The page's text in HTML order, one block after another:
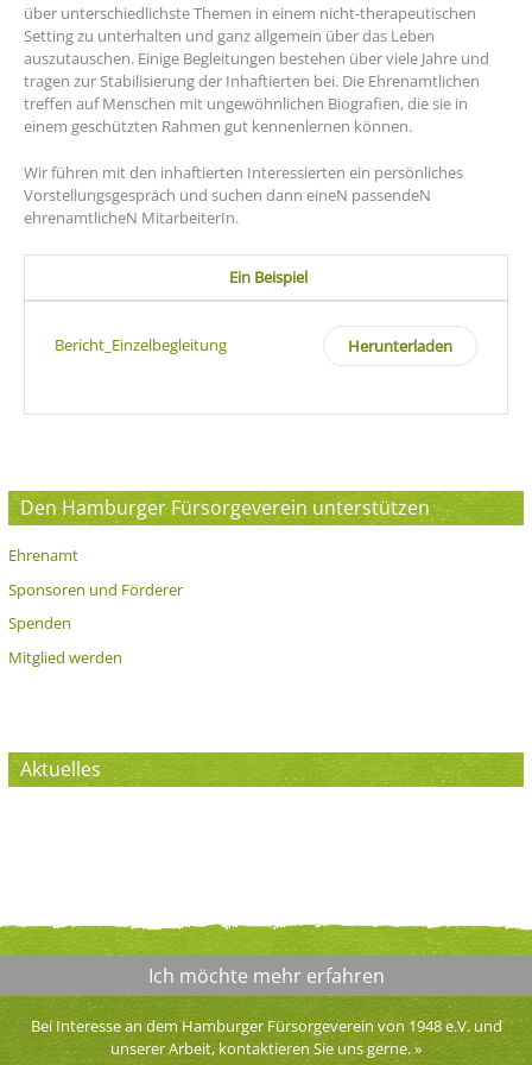
über unterschiedlichste Themen in einem nicht-therapeutischen
Setting zu unterhalten und ganz allgemein über das Leben
auszutauschen. Einige Begleitungen bestehen über viele Jahre und
tragen zur Stabilisierung der Inhaftierten bei. Die Ehrenamtlichen
treffen auf Menschen mit ungewöhnlichen Biografien, die sie in
einem geschützten Rahmen gut kennenlernen können.
Wir führen mit den inhaftierten Interessierten ein persönliches
Vorstellungsgespräch und suchen dann eineN passendeN
ehrenamtlicheN MitarbeiterIn.
Ein Beispiel
Bericht_Einzelbegleitung Herunterladen
Den Hamburger Fürsorgeverein unterstützen
Ehrenamt
Sponsoren und Förderer
Spenden
Mitglied werden
Aktuelles
Ich möchte mehr erfahren
Bei Interesse an dem Hamburger Fürsorgeverein von 1948 e.V. und
unserer Arbeit, kontaktieren Sie uns gerne.»